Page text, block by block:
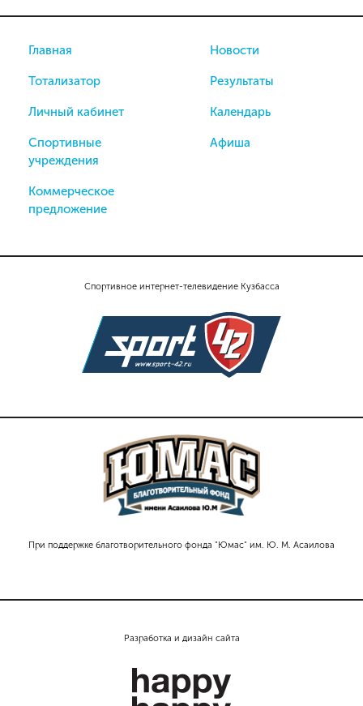
Спортивное интернет-телевидение Кузбасса
При поддержке благотворительного фонда "Юмас" им. Ю. М. Асаилова
Главная
Тотализатор
Личный кабинет
Спортивные
учреждения
Коммерческое
предложение
Новости
Результаты
Календарь
Афиша
Разработка и дизайн сайта